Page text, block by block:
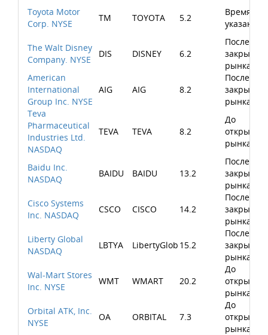
Время не
указано
5.2
TOYOTA
TM
Toyota Motor
Corp. NYSE
После
закрытия
рынка
6.2
DISNEY
DIS
The Walt Disney
Company. NYSE
После
закрытия
рынка
8.2
AIG
AIG
American
International
Group Inc. NYSE
До
открытия
рынка
8.2
TEVA
TEVA
Teva
Pharmaceutical
Industries Ltd.
NASDAQ
После
закрытия
рынка
13.2
BAIDU
BAIDU
Baidu Inc.
NASDAQ
После
закрытия
рынка
14.2
CISCO
CSCO
Cisco Systems
Inc. NASDAQ
После
закрытия
рынка
15.2
LibertyGlob
LBTYA
Liberty Global
NASDAQ
До
открытия
рынка
20.2
WMART
WMT
Wal-Mart Stores
Inc. NYSE
До
открытия
рынка
7.3
ORBITAL
OA
Orbital ATK, Inc.
NYSE